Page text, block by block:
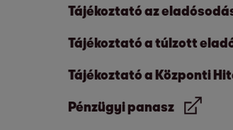
Tájékoztató az
Tájékoztató a túlzott
Tájékoztató a Központi
Pénzügyi panasz